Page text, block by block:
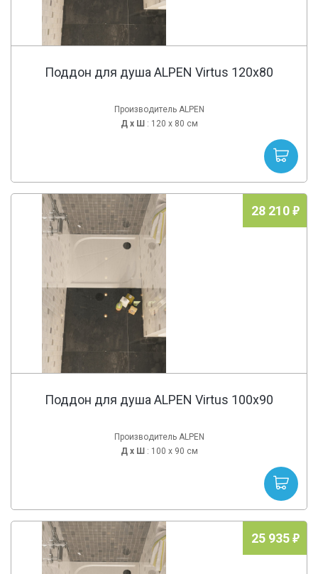
Поддон для душа ALPEN Virtus 120x80
Производитель ALPEN
Д х Ш : 120 x 80 см
28 210
Поддон для душа ALPEN Virtus 100x90
Производитель ALPEN
Д х Ш : 100 x 90 см
25 935